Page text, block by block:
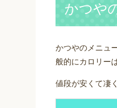
かつや
かつやのメニュ
般的にカロリー
値段が安くて凄